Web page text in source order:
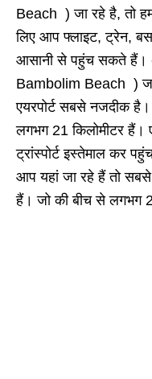
Beach ) जा रहे है,तो
लिए आप फ्लाइट,ट्रेन,
आसानी से पहुंच सकते हैं।
Bambolim Beach ) जा
एयरपोर्ट सबसे नजदीक है।
लगभग 21 किलोमीटर हैं।
ट्रांस्पोर्ट इस्तेमाल कर
आप यहां जा रहे हैं तो सबसे
हैं। जो की बीच से लगभग